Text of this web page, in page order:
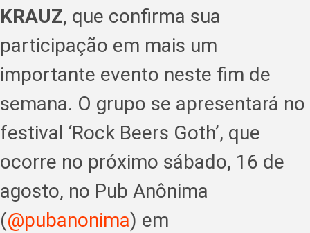
KRAUZ, que confirma sua
participação em mais um
importante evento neste fim de
semana. O grupo se apresentará no
festival ‘Rock Beers Goth’, que
ocorre no próximo sábado, 16 de
agosto, no Pub Anônima
(@pubanonima) em